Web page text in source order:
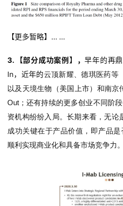
【更多暂略】… …
3. 【部分成功案例】，早年的再
In，近年的云顶新耀、德琪医药等
以及天境生物（美国上市）和南京
Out；还有持续的更多创业不同阶
资机构纷纷入局。 长期来看，无论
成功关键在于产品价值，即产品
顺利实现商业化和具备市场竞争力。